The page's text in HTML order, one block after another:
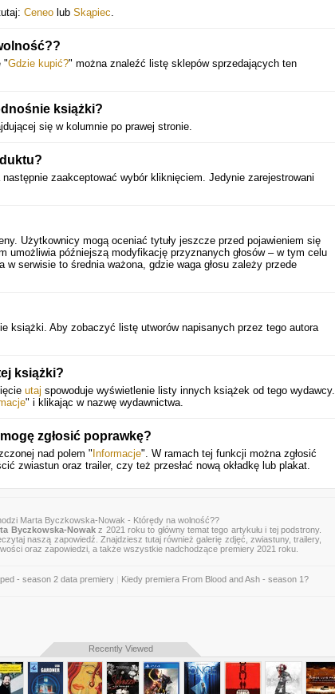
Ceneo lub Skąpiec.
"Gdzie kupić?" można znaleźć listę sklepów sprzedających ten
książki?
się w kolumnie po prawej stronie.
zaakceptować wybór kliknięciem. Jedynie zarejestrowani
Użytkownicy mogą oceniać tytuły jeszcze przed pojawieniem się
późniejszą modyfikację przyznanych głosów – w tym celu
w serwisie to średnia ważona, gdzie waga głosu zależy przede
książki. Aby zobaczyć listę utworów napisanych przez tego autora
książki?
utaj spowoduje wyświetlenie listy innych książek od tego wydawcy.
" i klikając w nazwę wydawnictwa.
zgłosić poprawkę?
nad polem " Informacje". W ramach tej funkcji można zgłosić
zwiastun oraz trailer, czy też przesłać nową okładkę lub plakat.
Marta Byczkowska-Nowak - Którędy na wolność??
Byczkowska-Nowakz 2021 roku to główny temat tego artykułu i tej podstrony.
naszą zapowiedź. Znajdziesz tutaj również galerię zdjęć, zwiastuny, trailery,
oraz zapowiedzi, a także wszystkie nadchodzące premiery 2021 roku.
- season 2 data premiery Kiedy premiera From Blood and Ash - season 1?
Recently Viewed